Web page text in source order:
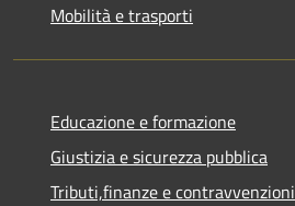
Mobilità e trasporti
Educazione e formazione
Giustizia e sicurezza pubblica
Tributi,finanze e contravvenzioni